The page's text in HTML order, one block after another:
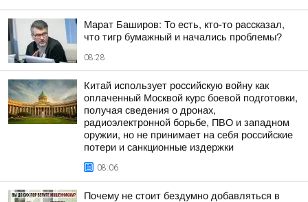
Марат Баширов: То есть, кто-то рассказал,
что тигр бумажный и начались проблемы?
08:28
Китай использует российскую войну как
оплаченный Москвой курс боевой подготовки,
получая сведения о дронах,
радиоэлектронной борьбе, ПВО и западном
оружии, но не принимает на себя российские
потери и санкционные издержки
08:06
Почему не стоит бездумно добавляться в